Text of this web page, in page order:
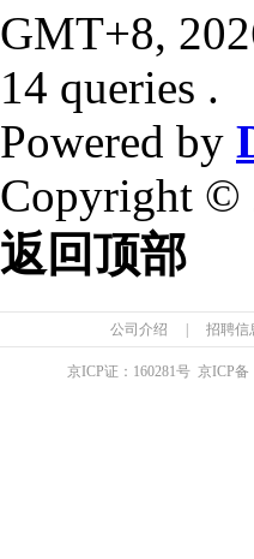
GMT+8,
14 queries .
Powered by
Copyright ©
返回顶部
公司介绍 招聘信
京ICP证： 160281号 京ICP备